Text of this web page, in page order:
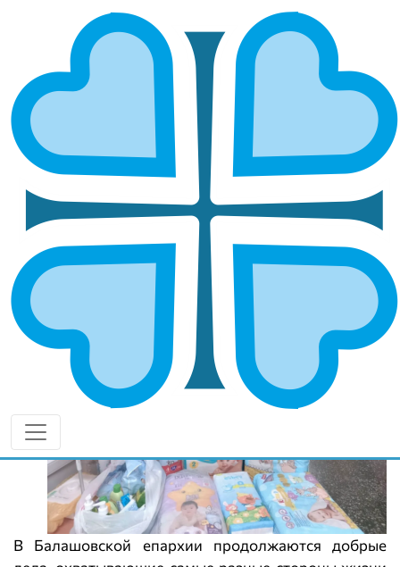
БАЛАШОВСКАЯ ЕПАРХИЯ: ЗАБОТА
О БЕЖЕНЦАХ И ПОМОЩЬ ДЕТЯМ В
БОЛЬНИЦЕ
НОВОСТИ
БАЛАШОВСКАЯ ЕПАРХИЯ: ЗАБОТА О БЕЖЕНЦАХ И ПОМОЩЬ
ДЕТЯМ В БОЛЬНИЦЕ
В Балашовской епархии продолжаются добрые